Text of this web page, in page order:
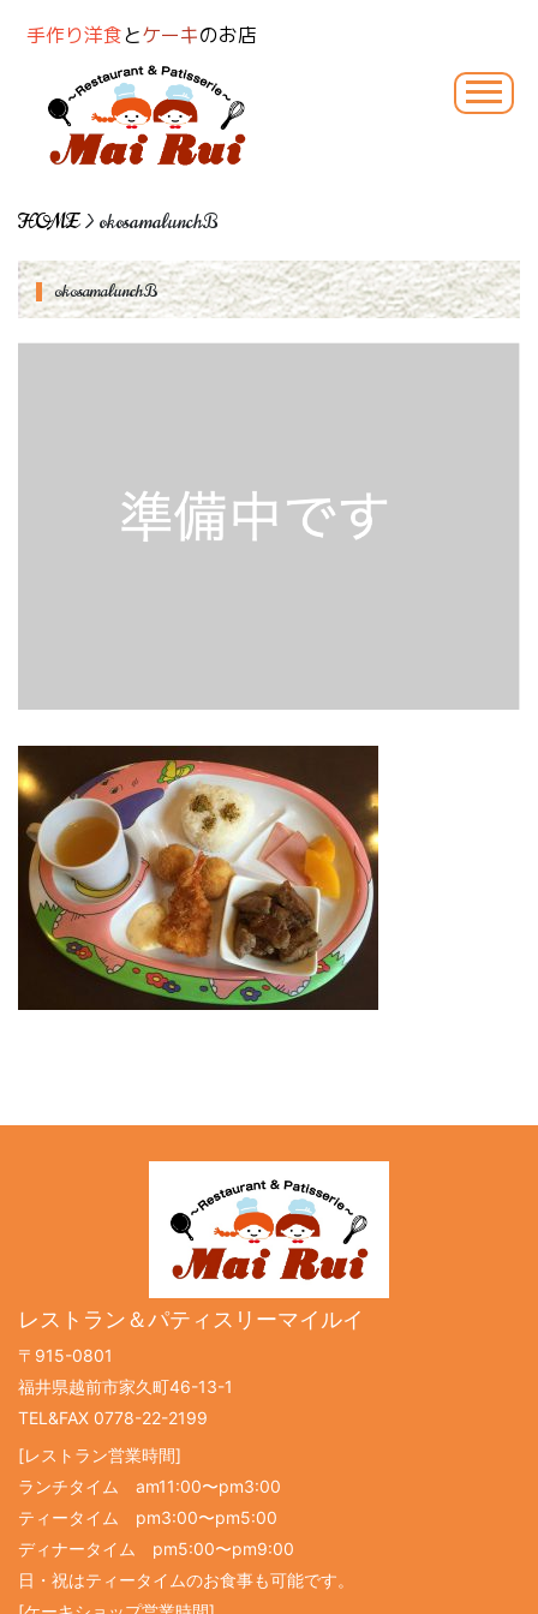
手作り洋食とケーキのお店
HOME> okosamalunchB
okosamalunchB
レストラン＆パティスリーマイルイ
〒915-0801
福井県越前市家久町46-13-1
TEL&FAX 0778-22-2199
[レストラン営業時間]
ランチタイム am11:00〜pm3:00
ティータイム pm3:00〜pm5:00
ディナータイム pm5:00〜pm9:00
日・祝はティータイムのお食事も可能です。